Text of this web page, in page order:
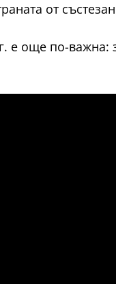
от
е още по-важна: